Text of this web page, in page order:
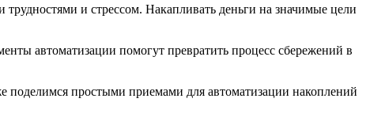
и стрессом. Накапливать деньги на значимые цели
автоматизации помогут превратить процесс сбережений в
поделимся простыми приемами для автоматизации накоплений